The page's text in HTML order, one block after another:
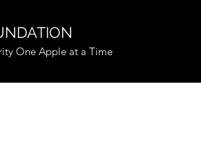
One Apple at a Time